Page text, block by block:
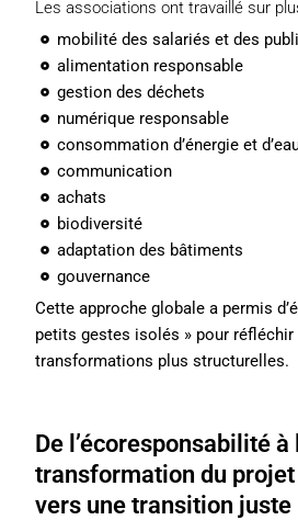
Les associations ont travaillé sur
mobilité des salariés et des
alimentation responsable
gestion des déchets
numérique responsable
consommation d’énergie et
communication
achats
biodiversité
adaptation des bâtiments
gouvernance
Cette approche globale a permis
petits gestes isolés » pour réfléchir
transformations plus structurelles.
De l’écoresponsabilité à
transformation du
vers une transition juste